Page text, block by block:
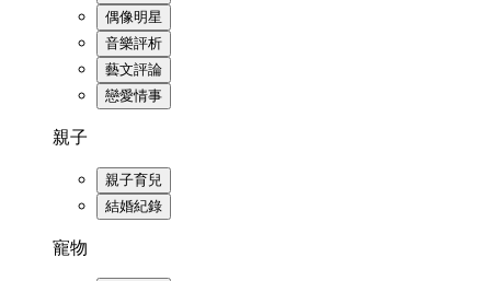
偶像明星
音樂評析
藝文評論
戀愛情事
親子
親子育兒
結婚紀錄
寵物